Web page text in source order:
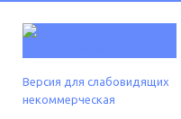
Версия для слабовидящих